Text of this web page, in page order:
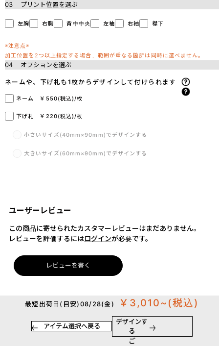
03 プリント位置を選ぶ
左胸 右胸 背中中央 左袖 右袖 襟下
※注意点※
加工位置を2つ以上指定する場合、範囲が重なる箇所は同時に選べません。
04 オプションを選ぶ
ネームや、下げ札も1枚からデザインして付けられます
ネーム ￥550(税込)/枚
下げ札 ￥220(税込)/枚
小さいサイズ(40mm×90mm)でデザインする
大きいサイズ(60mm×90mm)でデザインする
ユーザーレビュー
この商品に寄せられたカスタマーレビューはまだありません。
レビューを評価するにはログインが必要です。
レビューを書く
最短出荷日(目安)08/28(金) ￥3,010~ (税込)
アイテム選択へ戻る
デザインす
る
ご